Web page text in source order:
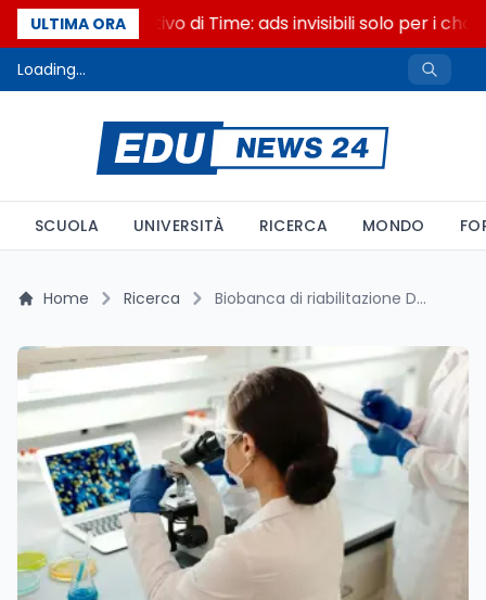
ULTIMA ORA
Il cloaking selettivo di Time: ads invisibili solo per i
Loading...
SCUOLA UNIVERSITÀ RICERCA MONDO
Home Ricerca Biobanca di riabilitazione Don Gnocchi: un enorme passo in avanti per la medicina personalizzata